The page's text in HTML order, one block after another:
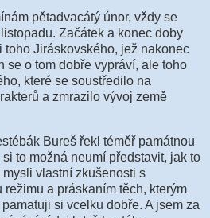
pětadvacátý únor, vždy se
Začátek a konec doby
toho Jiráskovského, jež nakonec
se o tom dobře vypráví, ale toho
které se soustředilo na
a zmrazilo vývoj země
Bureš řekl téměř památnou
to možná neumí představit, jak to
mysli vlastní zkušenosti s
a práskaním těch, kterým
si vcelku dobře. A jsem za